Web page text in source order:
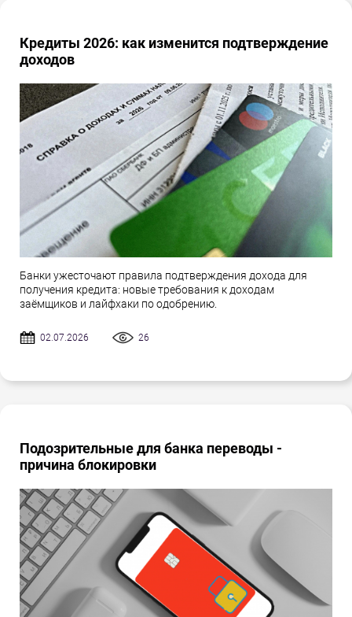
Кредиты 2026: как изменится подтверждение
доходов
Банки ужесточают правила подтверждения дохода для
получения кредита: новые требования к доходам
заёмщиков и лайфхаки по одобрению.
02.07.2026 26
Подозрительные для банка переводы -
причина блокировки